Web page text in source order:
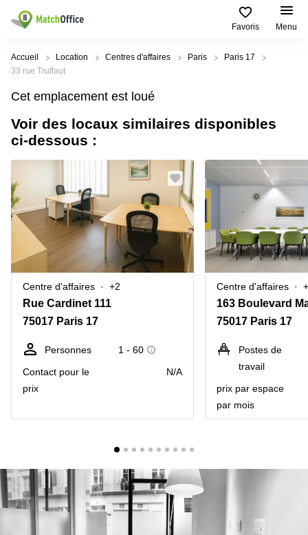
Favoris Menu
Rechercher / publier
Pages
de
Bureau
Coworking
Salles
réunion
Bureau
virtuel
Villes
Populaires
Paris
Bordeaux
Marseille
Nantes
Toulouse
Strasbourg
Recherches
populaires
Centres
d'affaires
Lille
Coworking
Paris
Lyon
Coworking
d'affaires
Coworking
Toulouse
Coworking
d'affaires
Lyon
Location
bureaux
Paris
Aide
Qui sommes-nous?
Publier un local
Prix
Connexion
Accueil Location Centres d'affaires Paris
Paris 17
33 rue Truffaut
Cet emplacement est loué
Voir des locaux similaires disponibles
ci-dessous :
Centre d'affaires +2
Rue Cardinet 111
75017 Paris 17
Personnes
1 - 60
Contact pour le
prix
N/A
Centre d'affaires
75017 Paris 17
Postes de
travail
prix par espace
par mois